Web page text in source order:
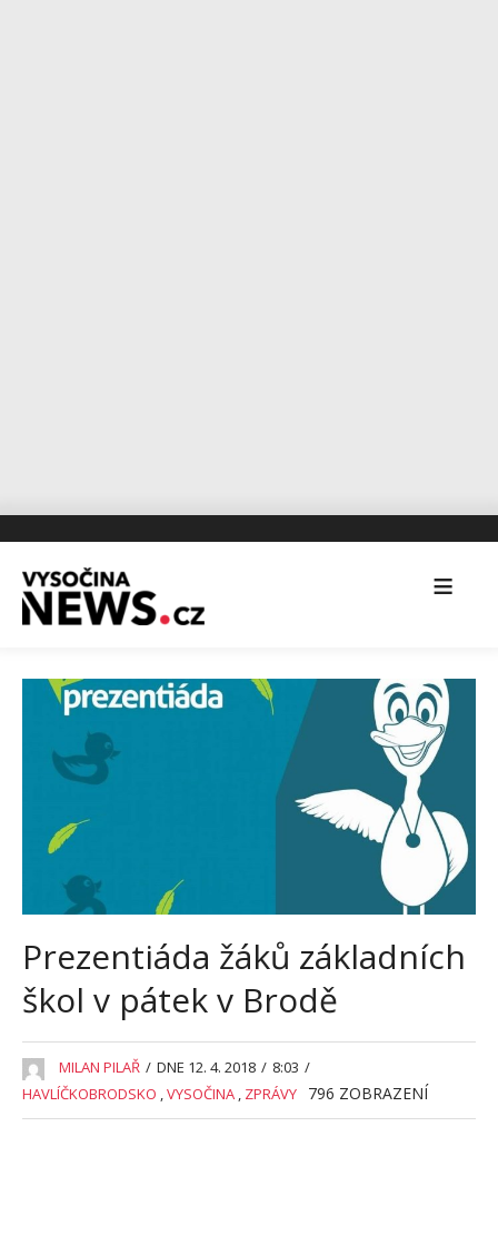
Prezentiáda žáků základních
škol v pátek v Brodě
MILAN PILAŘ / DNE 12. 4. 2018 / 8:03 /
HAVLÍČKOBRODSKO ,VYSOČINA , ZPRÁVY 796 ZOBRAZENÍ